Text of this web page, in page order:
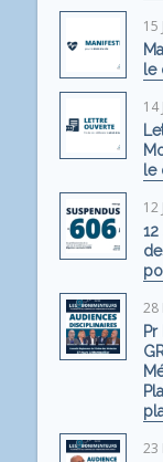
15
le
14
le
12
28
Pr
23